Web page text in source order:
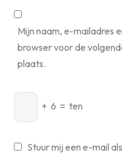
Mijn naam, e-mailadres
browser voor de
plaats.
+ 6 = ten
Stuur mij een e-mail